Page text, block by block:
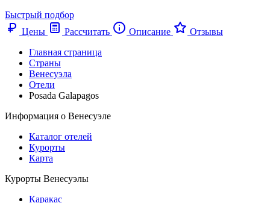
Быстрый подбор
Цены
Рассчитать Описание
Отзывы
Главная страница
Cтраны
Венесуэла
Отели
Posada Galapagos
Информация о Венесуэле
Каталог отелей
Курорты
Карта
Курорты Венесуэлы
Каракас